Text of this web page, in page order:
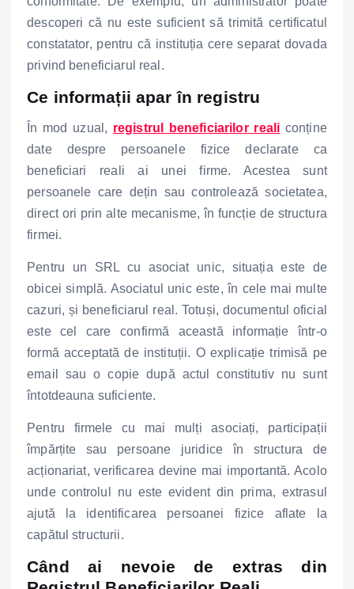
descoperi că nu este suficient să trimită certificatul
constatator, pentru că instituția cere separat dovada
privind beneficiarul real.
Ce informații apar în registru
În mod uzual, registrul beneficiarilor reali conține
date despre persoanele fizice declarate ca
beneficiari reali ai unei firme. Acestea sunt
persoanele care dețin sau controlează societatea,
direct ori prin alte mecanisme, în funcție de structura
firmei.
Pentru un SRL cu asociat unic, situația este de
obicei simplă. Asociatul unic este, în cele mai multe
cazuri, și beneficiarul real. Totuși, documentul oficial
este cel care confirmă această informație într-o
formă acceptată de instituții. O explicație trimisă pe
email sau o copie după actul constitutiv nu sunt
întotdeauna suficiente.
Pentru firmele cu mai mulți asociați, participații
împărțite sau persoane juridice în structura de
acționariat, verificarea devine mai importantă. Acolo
unde controlul nu este evident din prima, extrasul
ajută la identificarea persoanei fizice aflate la
capătul structurii.
Când ai nevoie de extras din